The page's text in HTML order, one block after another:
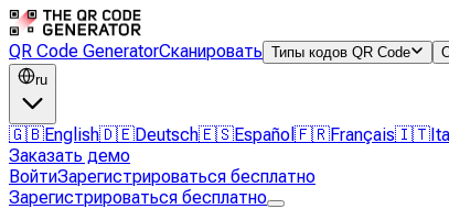
QR Code GeneratorСканировать Типы кодов QR Code
ru
🇬🇧English🇩🇪Deutsch🇪🇸Español 🇫🇷Français🇮🇹
Заказать демо
ВойтиЗарегистрироваться бесплатно
Зарегистрироваться бесплатно